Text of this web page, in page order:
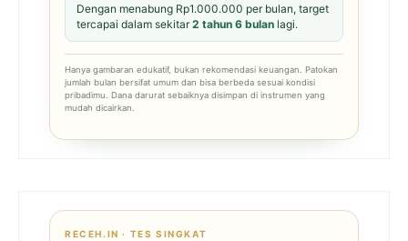
Dengan menabung Rp1.000.000 per bulan, target
tercapai dalam sekitar2 tahun 6 bulan lagi.
Hanya gambaran edukatif, bukan rekomendasi keuangan. Patokan
jumlah bulan bersifat umum dan bisa berbeda sesuai kondisi
pribadimu. Dana darurat sebaiknya disimpan di instrumen yang
mudah dicairkan.
RECEH.IN · TES SINGKAT